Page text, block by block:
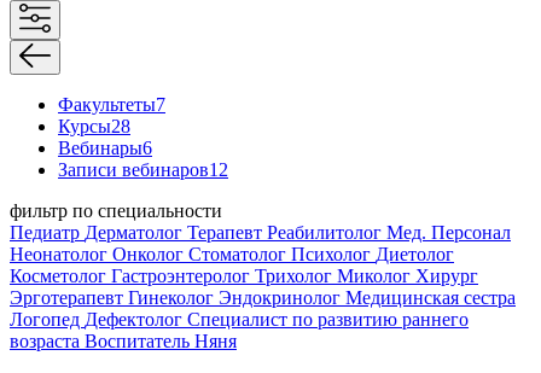
Факультеты7
Курсы28
Вебинары6
Записи вебинаров12
фильтр по специальности
Педиатр Дерматолог Терапевт Реабилитолог Мед. Персонал
Неонатолог Онколог Стоматолог Психолог Диетолог
Косметолог Гастроэнтеролог Трихолог Миколог Хирург
Эрготерапевт Гинеколог Эндокринолог Медицинская сестра
Логопед Дефектолог Специалист по развитию раннего
возраста Воспитатель Няня